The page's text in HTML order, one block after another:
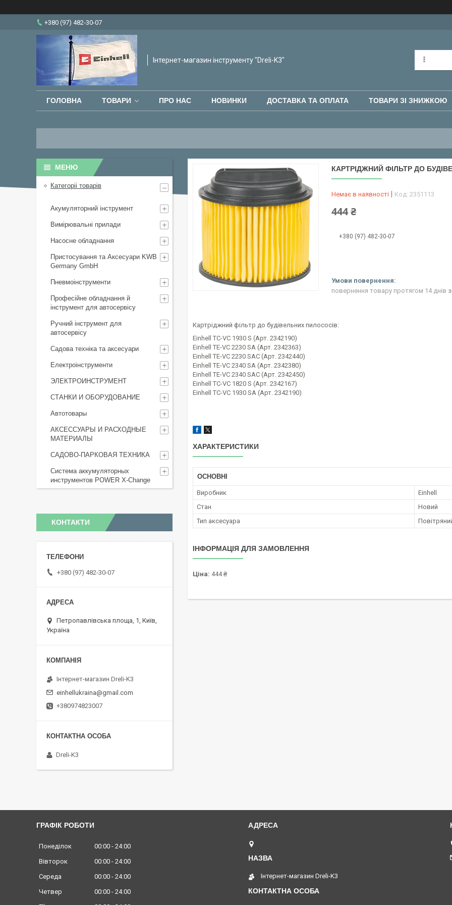
+380 (97) 482-30-07
Інтернет-магазин інструменту "Dreli-K3"
ГОЛОВНА ТОВАРИ ПРО НАС НОВИНКИ ДОСТАВКА ТА ОПЛАТА ТОВАРИ ЗІ ЗНИЖКОЮ
КАРТРІДЖНИЙ ФІЛЬТР ДО
Немає в наявності Код: 2351113
444 ₴
+380 (97) 482-30-07
повернення товару протягом 14 днів
Картріджний фільтр до будівельних пилососів:
Einhell TC-VC 1930 S (Арт. 2342190)
Einhell TE-VC 2230 SA (Арт. 2342363)
Einhell TE-VC 2230 SAC (Арт. 2342440)
Einhell TE-VC 2340 SA (Арт. 2342380)
Einhell TE-VC 2340 SAC (Арт. 2342450)
Einhell TC-VC 1820 S (Арт. 2342167)
Einhell TC-VC 1930 SA (Арт. 2342190)
ХАРАКТЕРИСТИКИ
ОСНОВНІ
Виробник
Einhell
Стан
Новий
Тип аксесуара
ІНФОРМАЦІЯ ДЛЯ ЗАМОВЛЕННЯ
Ціна: 444 ₴
Категоріі товарів
Акумуляторний інструмент
Вимірювальні прилади
Насосне обладнання
Пристосування та Аксесуари KWB
Germany GmbH
Пневмоінструменти
Професійне обладнання й
інструмент для автосервісу
Ручний інструмент для
автосервісу
Садова техніка та аксесуари
Електроінструменти
ЭЛЕКТРОИНСТРУМЕНТ
СТАНКИ И ОБОРУДОВАНИЕ
Автотовары
АКСЕССУАРЫ И РАСХОДНЫЕ
МАТЕРИАЛЫ
САДОВО-ПАРКОВАЯ ТЕХНИКА
Система аккумуляторных
инструментов POWER X-Change
КОНТАКТИ
+380 (97) 482-30-07
Петропавлівська площа, 1, Київ,
Україна
Інтернет-магазин Dreli-K3
einhellukraina@gmail.com
+380974823007
Dreli-K3
ГРАФІК РОБОТИ
Понеділок 00:00
24:00
Вівторок
00:00
24:00
Середа
00:00
24:00
Четвер
00:00
24:00
Інтернет-магазин Dreli-K3